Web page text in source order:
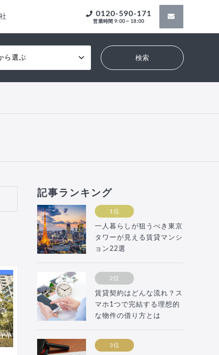
0120-590-171
営業時間 9:00 ~ 18:00
ら選ぶ
記事ランキング
1位
一人暮らしが狙うべき東京
タワーが見える賃貸マンシ
ョン22選
2位
賃貸契約はどんな流れ？ス
マホ1つで完結する理想的
な物件の借り方とは
3位